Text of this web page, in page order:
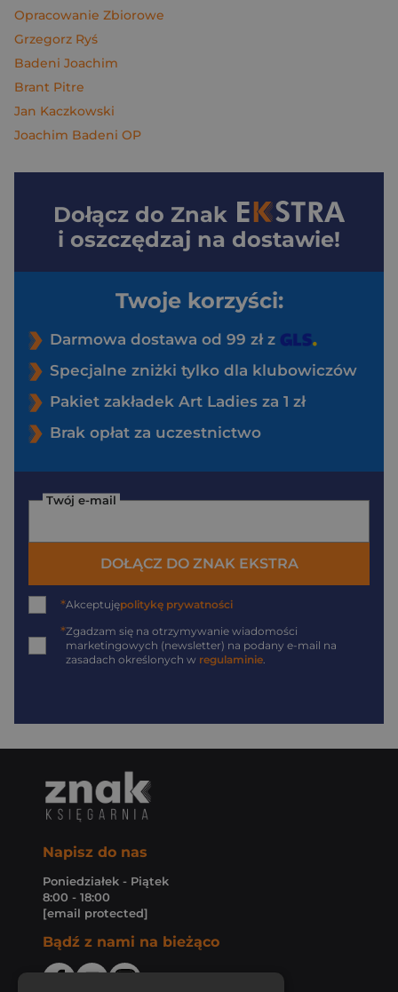
Opracowanie Zbiorowe
Grzegorz Ryś
Badeni Joachim
Brant Pitre
Jan Kaczkowski
Joachim Badeni OP
Dołącz do Znak
i oszczędzaj na dostawie!
Twoje korzyści:
Darmowa dostawa od 99 zł z
Specjalne zniżki tylko dla klubowiczów
Pakiet zakładek Art Ladies za 1 zł
Brak opłat za uczestnictwo
Twój e-mail
DOŁĄCZ DO ZNAK EKSTRA
*Akceptujępolitykę prywatności
*Zgadzam się na otrzymywanie wiadomości
marketingowych (newsletter) na podany e-mail na
zasadach określonych w regulaminie.
Napisz do nas
Poniedziałek - Piątek
8:00 - 18:00
[email protected]
Bądź z nami na bieżąco